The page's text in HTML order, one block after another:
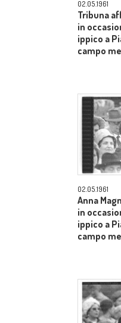
02.05.1961
Tribuna
in
ippico a
campo
02.05.1961
Anna
in
ippico a
campo